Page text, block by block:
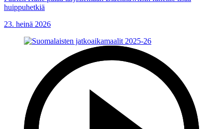
huippuhetkiä
23. heinä 2026